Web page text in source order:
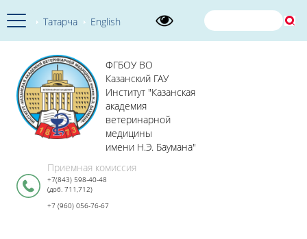
Татарча English
ФГБОУ ВО
Казанский ГАУ
Институт "Казанская
академия
ветеринарной
медицины
имени Н.Э. Баумана"
Приемная комиссия
+7(843) 598-40-48
(доб. 711,712)
+7 (960) 056-76-67